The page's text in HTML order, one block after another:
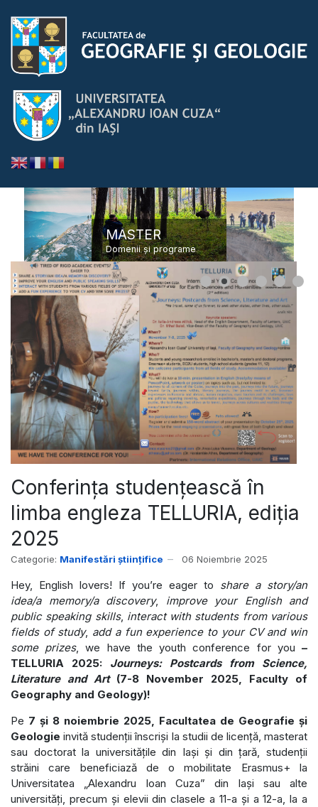
MASTER
Domenii și programe
Conferința studențească în
limba engleza TELLURIA, ediția
2025
Categorie: Manifestări științifice 06 Noiembrie 2025
Hey, English lovers! If you’re eager to share a story/an
idea/a memory/a discovery, improve your English and
public speaking skills, interact with students from various
fields of study, add a fun experience to your CV and win
some prizes, we have the youth conference for you –
TELLURIA 2025: Journeys: Postcards from Science,
Literature and Art(7-8 November 2025, Faculty of
Geography and Geology)!
Pe 7 și 8 noiembrie 2025, Facultatea de Geografie și
Geologieinvită studenții înscriși la studii de licență, masterat
sau doctorat la universitățile din Iași și din țară, studenții
străini care beneficiază de o mobilitate Erasmus+ la
Universitatea „Alexandru Ioan Cuza” din Iași sau alte
universități, precum și elevii din clasele a 11-a și a 12-a, la a